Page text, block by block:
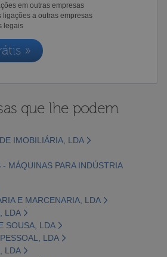
em outras empresas
ligações a outras empresas
legais
»
que lhe podem
IMOBILIÁRIA, LDA
MÁQUINAS PARA INDÚSTRIA
E MARCENARIA, LDA
LDA
SOUSA, LDA
LDA
LDA